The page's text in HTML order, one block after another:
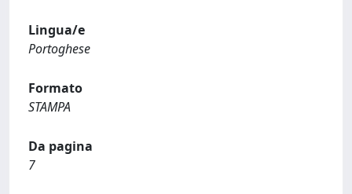
Lingua/e
Portoghese
Formato
STAMPA
Da pagina
7